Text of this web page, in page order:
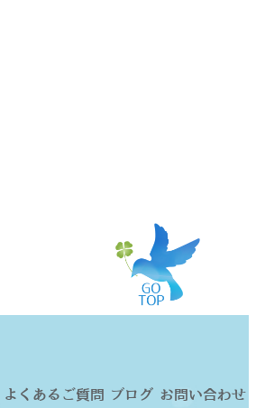
よくあるご質問 ブログ お問い合わせ